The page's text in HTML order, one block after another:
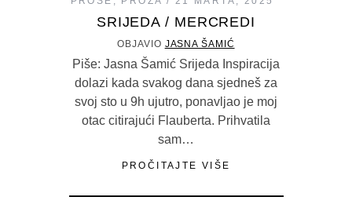
SRIJEDA / MERCREDI
OBJAVIO JASNA ŠAMIĆ
Piše: Jasna Šamić Srijeda Inspiracija
dolazi kada svakog dana sjedneš za
svoj sto u 9h ujutro, ponavljao je moj
otac citirajući Flauberta. Prihvatila
sam…
PROČITAJTE VIŠE